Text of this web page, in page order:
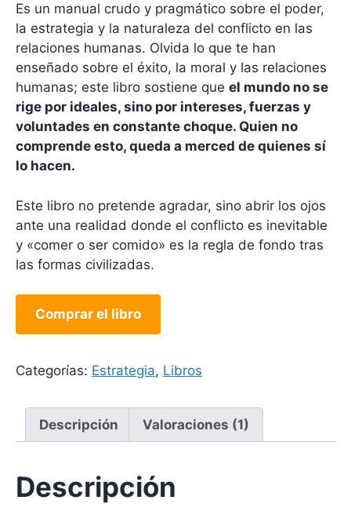
de 5 en
base a
valoración
de un
cliente
Es un manual crudo y pragmático sobre el poder,
la estrategia y la naturaleza del conflicto en las
relaciones humanas. Olvida lo que te han
enseñado sobre el éxito, la moral y las relaciones
humanas; este libro sostiene que el mundo no se
rige por ideales, sino por intereses, fuerzas y
voluntades en constante choque. Quien no
comprende esto, queda a merced de quienes sí
lo hacen.
Este libro no pretende agradar, sino abrir los ojos
ante una realidad donde el conflicto es inevitable
y «comer o ser comido» es la regla de fondo tras
las formas civilizadas.
Comprar el libro
Categorías: Estrategia, Libros
Descripción Valoraciones (1)
Descripción